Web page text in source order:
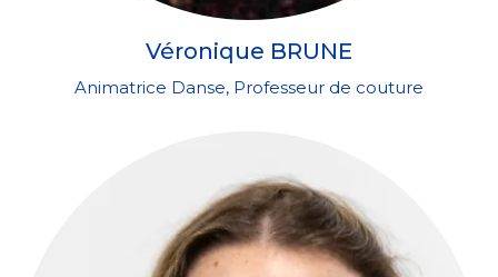
Véronique BRUNE
Animatrice Danse, Professeur de couture